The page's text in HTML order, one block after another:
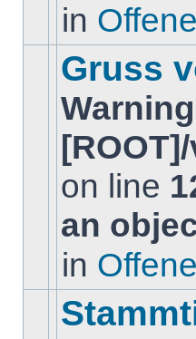
BeitrÃ¤ge
Thema.
in
gibt
keine
neuen
BeitrÃ¤ge
Thema.
Gruss
Warning
on line
an
in